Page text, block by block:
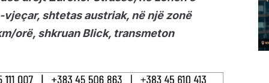
shtetas austriak, në një zonë
orë, shkruan Blick, transmeton